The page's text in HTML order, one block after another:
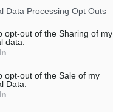
Data Processing Opt Outs
opt-out of the Sharing of my
data.
opt-out of the Sale of my
Data.